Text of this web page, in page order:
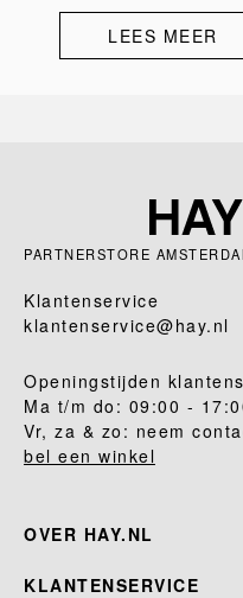
LEES MEER
PARTNERSTORE
Klantenservice
klantenservice@hay.nl
Openingstijden
Ma t/m do: 09:00 -
Vr, za & zo: neem
bel een winkel
OVER HAY.NL
KLANTENSERVICE